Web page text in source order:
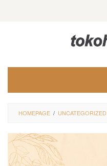
HOMEPAGE / UNCATEGORIZED